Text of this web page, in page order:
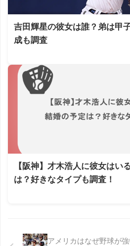
吉田輝星の彼女は誰？弟は甲
成も調査
【阪神】才木浩人に彼女はい
は？好きなタイプも調査！
アメリカはなぜ野球が